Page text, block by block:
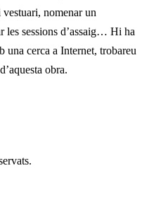
vestuari, nomenar un
les sessions d’assaig… Hi ha
una cerca a Internet, trobareu
obra.